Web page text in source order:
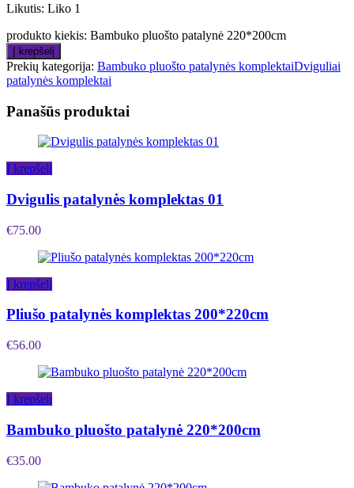
Likutis: Liko 1
produkto kiekis: Bambuko pluošto patalynė 220*200cm
Į krepšelį
Prekių kategorija: Bambuko pluošto patalynės komplektaiDviguliai
patalynės komplektai
Panašūs produktai
Į krepšelį
Dvigulis patalynės komplektas 01
€75.00
Į krepšelį
Pliušo patalynės komplektas 200*220cm
€56.00
Į krepšelį
Bambuko pluošto patalynė 220*200cm
€35.00